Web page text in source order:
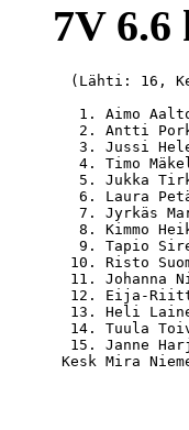
7V 6.6
(Lähti: 16,
1. Aimo
2. Antti
3. Jussi
4. Timo
5. Jukka
6. Laura
7. Jyrkäs
8. Kimmo
9. Tapio
10. Risto
11. Johanna
12. Eija-
13. Heli
14. Tuula
15. Janne